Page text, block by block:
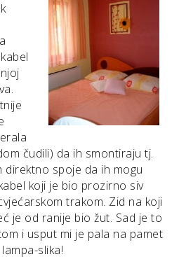
čudili) da ih smontiraju tj.
direktno spoje da ih mogu
koji je bio prozirno siv
trakom. Zid na koji
je od ranije bio žut. Sad je to
i usput mi je pala na pamet
slika!